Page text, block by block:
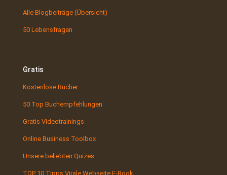
Alle Blogbeiträge (Übersicht)
50 Lebensfragen
Gratis
Kostenlose Bücher
50 Top Buchempfehlungen
Gratis Videotrainings
Online Business Toolbox
Unsere beliebten Quizes
TOP 10 Tipps Virale Webseite E-Book